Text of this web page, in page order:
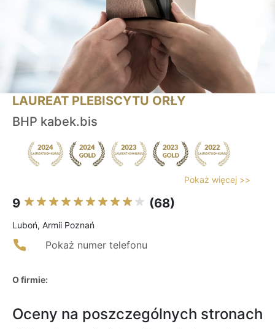
LAUREAT PLEBISCYTU ORŁY
BHP kabek.bis
Pokaż więcej >>
9 (68)
Luboń, Armii Poznań
Pokaż numer telefonu
O firmie:
Oceny na poszczególnych stronach